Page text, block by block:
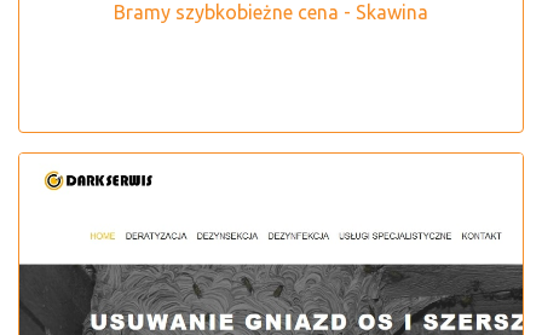
Bramy szybkobieżne cena - Skawina